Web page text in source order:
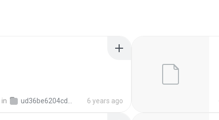
in ud36be6204cd2dec4c384d852796bbdc5 6 years ago